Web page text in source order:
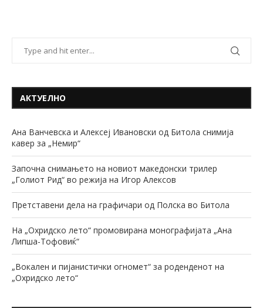
АКТУЕЛНО
Ана Ванчевска и Алексеј Ивановски од Битола снимија
кавер за „Немир“
Започна снимањето на новиот македонски трилер
„Голиот Рид“ во режија на Игор Алексов
Претставени дела на графичари од Полска во Битола
На „Охридско лето“ промовирана монографијата „Ана
Липша-Тофовиќ“
„Вокален и пијанистички огномет“ за роденденот на
„Охридско лето“